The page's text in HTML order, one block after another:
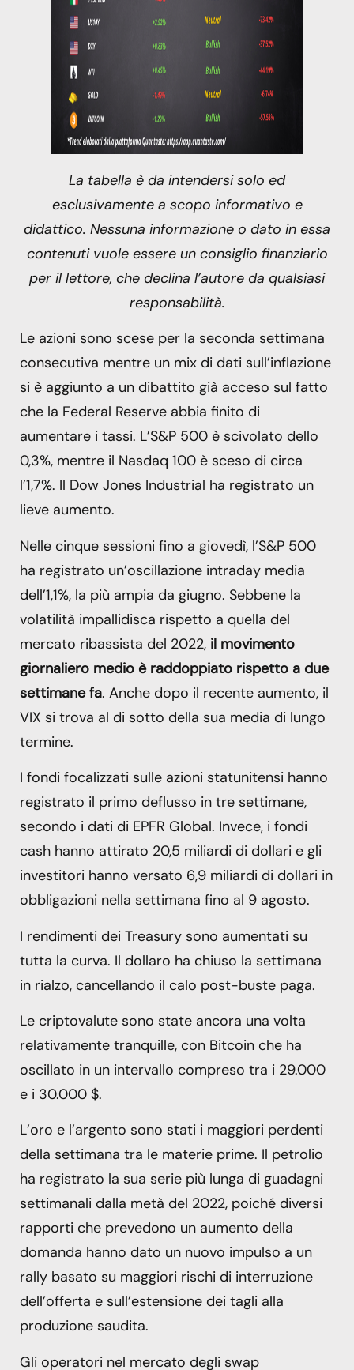
La tabella è da intendersi solo ed
esclusivamente a scopo informativo e
didattico. Nessuna informazione o dato in essa
contenuti vuole essere un consiglio finanziario
per il lettore, che declina l’autore da qualsiasi
responsabilità.
Le azioni sono scese per la seconda settimana
consecutiva mentre un mix di dati sull’inflazione
si è aggiunto a un dibattito già acceso sul fatto
che la Federal Reserve abbia finito di
aumentare i tassi. L’S&P 500 è scivolato dello
0,3%, mentre il Nasdaq 100 è sceso di circa
l’1,7%. Il Dow Jones Industrial ha registrato un
lieve aumento.
Nelle cinque sessioni fino a giovedì, l’S&P 500
ha registrato un’oscillazione intraday media
dell’1,1%, la più ampia da giugno. Sebbene la
volatilità impallidisca rispetto a quella del
mercato ribassista del 2022, il movimento
giornaliero medio è raddoppiato rispetto a due
settimane fa. Anche dopo il recente aumento, il
VIX si trova al di sotto della sua media di lungo
termine.
I fondi focalizzati sulle azioni statunitensi hanno
registrato il primo deflusso in tre settimane,
secondo i dati di EPFR Global. Invece, i fondi
cash hanno attirato 20,5 miliardi di dollari e gli
investitori hanno versato 6,9 miliardi di dollari in
obbligazioni nella settimana fino al 9 agosto.
I rendimenti dei Treasury sono aumentati su
tutta la curva. Il dollaro ha chiuso la settimana
in rialzo, cancellando il calo post-buste paga.
Le criptovalute sono state ancora una volta
relativamente tranquille, con Bitcoin che ha
oscillato in un intervallo compreso tra i 29.000
e i 30.000 $.
L’oro e l’argento sono stati i maggiori perdenti
della settimana tra le materie prime. Il petrolio
ha registrato la sua serie più lunga di guadagni
settimanali dalla metà del 2022, poiché diversi
rapporti che prevedono un aumento della
domanda hanno dato un nuovo impulso a un
rally basato su maggiori rischi di interruzione
dell’offerta e sull’estensione dei tagli alla
produzione saudita.
Gli operatori nel mercato degli swap